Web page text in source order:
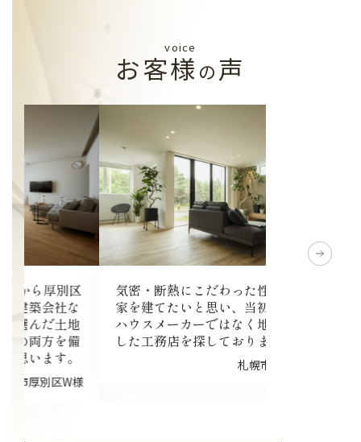
voice
お客様の 声
気密・断熱にこだわった性能の良い
家を建てたいと思い、当初から大手
ハウスメーカーではなく地域に密着
した工務店を探しておりました
札幌市厚別区H様